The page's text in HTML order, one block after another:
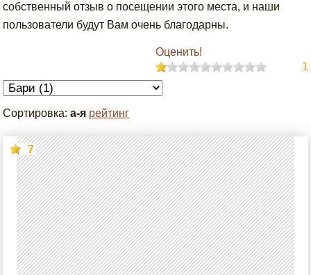
собственный отзыв о посещении этого места, и наши
пользователи будут Вам очень благодарны.
Оценить!
1
Сортировка:а-я рейтинг
7